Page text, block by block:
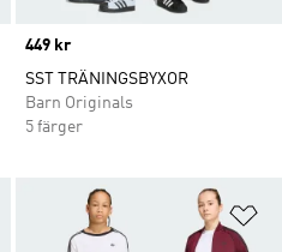
Price
449 kr
SST TRÄNINGSBYXOR
Barn Originals
5 färger
Lägg till på önskelistan